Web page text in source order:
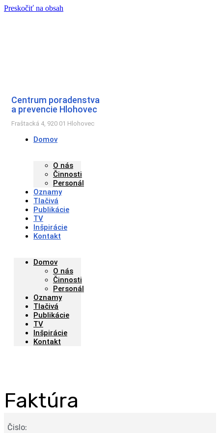
Preskočiť na obsah
Centrum poradenstva
a prevencie Hlohovec
Fraštacká 4, 920 01 Hlohovec
Domov
O nás
Činnosti
Personál
Oznamy
Tlačivá
Publikácie
TV
Inšpirácie
Kontakt
Domov
O nás
Činnosti
Personál
Oznamy
Tlačivá
Publikácie
TV
Inšpirácie
Kontakt
Faktúra
Čislo: